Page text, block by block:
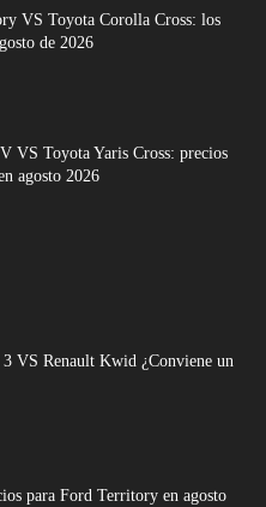
VS Toyota Corolla Cross: los
de 2026
VS Toyota Yaris Cross: precios
agosto 2026
VS Renault Kwid ¿Conviene un
para Ford Territory en agosto